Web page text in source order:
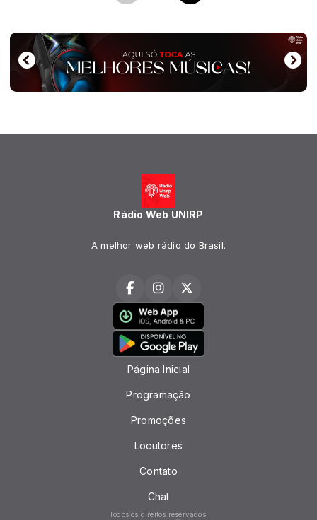
Rádio Web UNIRP
A melhor web rádio do Brasil.
Página Inicial
Programação
Promoções
Locutores
Contato
Chat
Todos os direitos reservados.